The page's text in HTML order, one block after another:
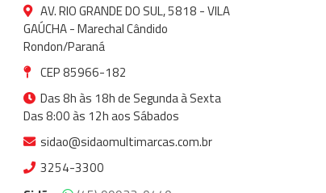
AV. RIO GRANDE DO SUL, 5818 - VILA
GAÚCHA - Marechal Cândido
Rondon/Paraná
CEP 85966-182
Das 8h às 18h de Segunda à Sexta
Das 8:00 às 12h aos Sábados
sidao@sidaomultimarcas.com.br
3254-3300